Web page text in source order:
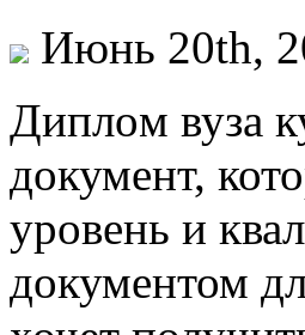
Июнь 20th,
Диплoм вузa
документ,
уровень и
документом